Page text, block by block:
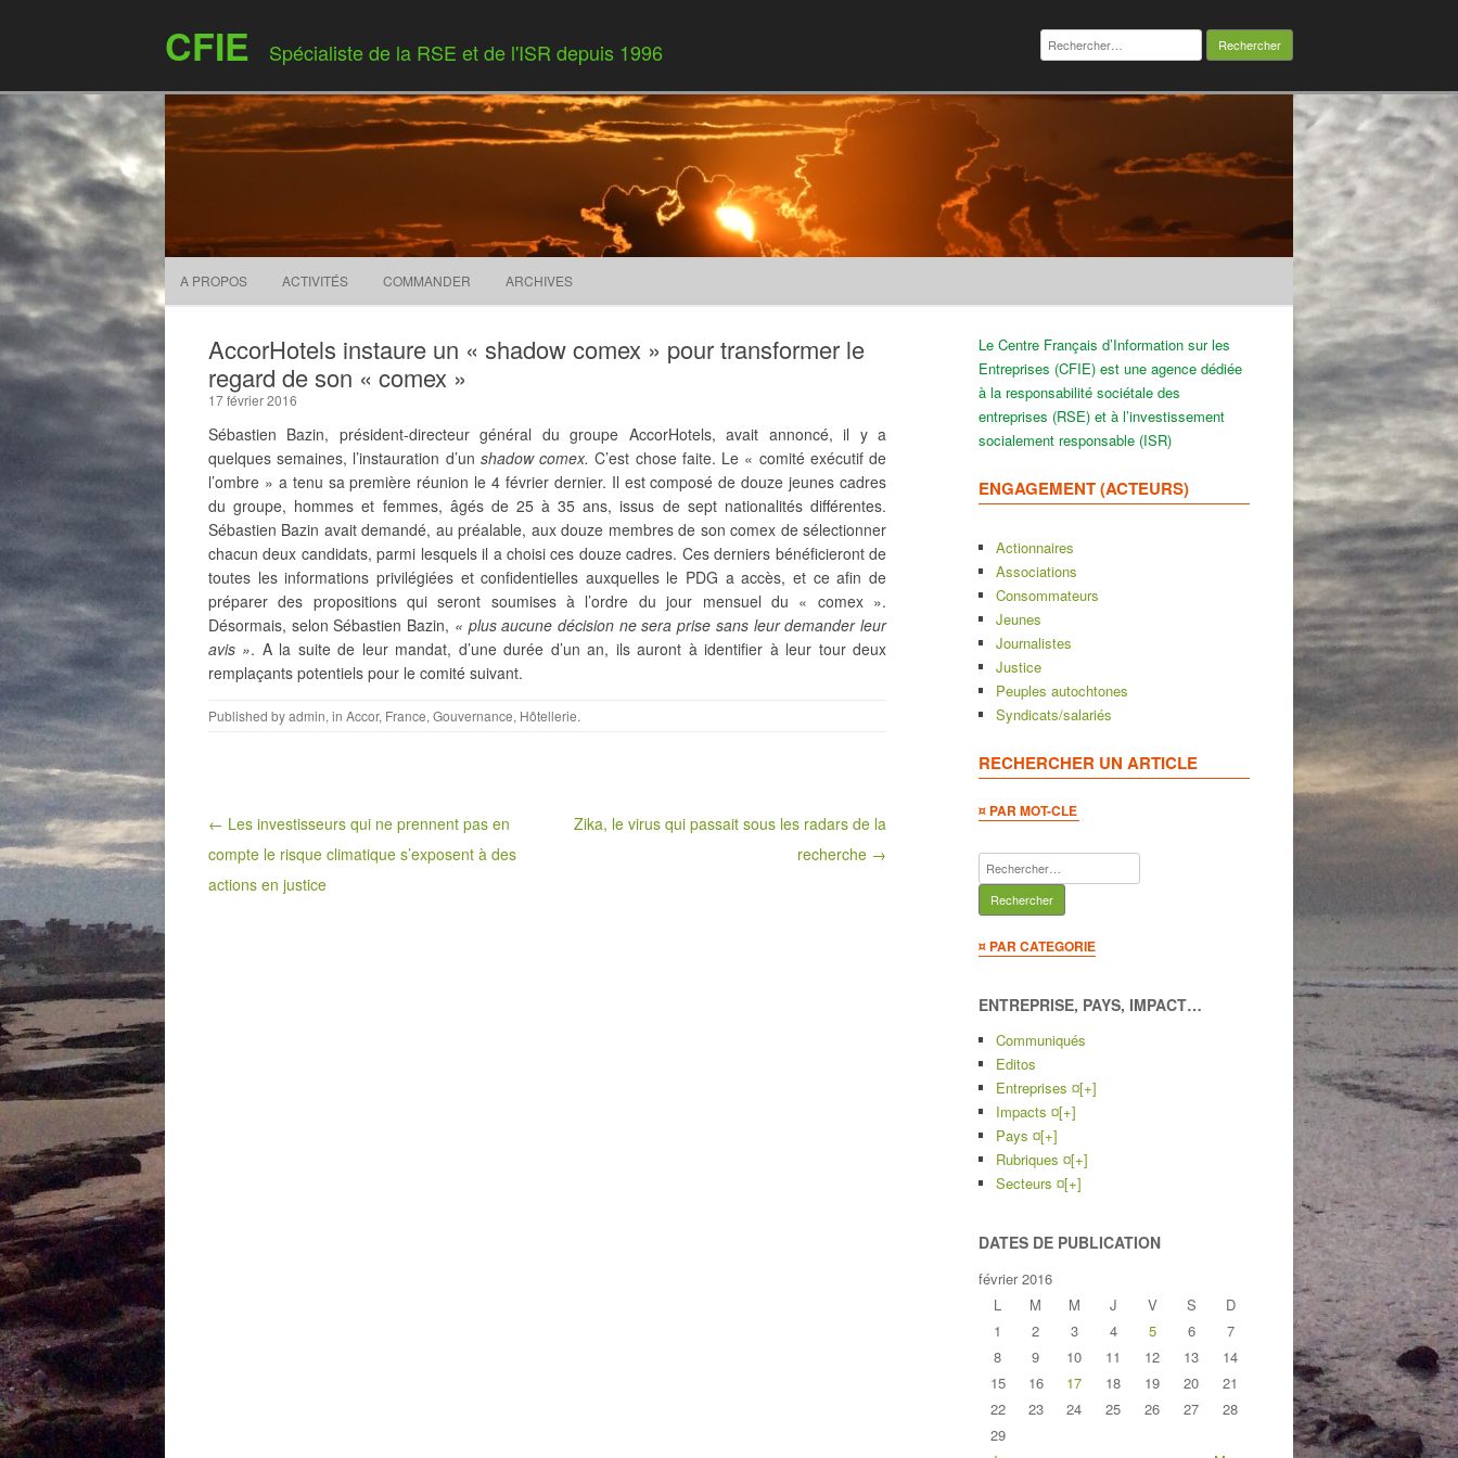
CFIE Spécialiste de la RSE et de l'ISR depuis 1996
Rechercher :
Skip to content
A PROPOS ACTIVITÉS COMMANDER ARCHIVES
AccorHotels instaure un « shadow comex » pour transformer le
regard de son « comex »
17 février 2016
Sébastien Bazin, président-directeur général du groupe AccorHotels, avait annoncé, il y a
quelques semaines, l’instauration d’un shadow comex. C’est chose faite. Le « comité exécutif de
l’ombre » a tenu sa première réunion le 4 février dernier. Il est composé de douze jeunes cadres
du groupe, hommes et femmes, âgés de 25 à 35 ans, issus de sept nationalités différentes.
Sébastien Bazin avait demandé, au préalable, aux douze membres de son comex de sélectionner
chacun deux candidats, parmi lesquels il a choisi ces douze cadres. Ces derniers bénéficieront de
toutes les informations privilégiées et confidentielles auxquelles le PDG a accès, et ce afin de
préparer des propositions qui seront soumises à l’ordre du jour mensuel du « comex ».
Désormais, selon Sébastien Bazin, « plus aucune décision ne sera prise sans leur demander leur
avis ». A la suite de leur mandat, d’une durée d’un an, ils auront à identifier à leur tour deux
remplaçants potentiels pour le comité suivant.
Published byadmin, in Accor, France, Gouvernance, Hôtellerie.
Post navigation
← Les investisseurs qui ne prennent pas en
compte le risque climatique s’exposent à des
actions en justice
Zika, le virus qui passait sous les radars de la
recherche →
Le Centre Français d’Information sur les
Entreprises (CFIE) est une agence dédiée
à la responsabilité sociétale des
entreprises (RSE) et à l’investissement
socialement responsable (ISR)
ENGAGEMENT (ACTEURS)
Actionnaires
Associations
Consommateurs
Jeunes
Journalistes
Justice
Peuples autochtones
Syndicats/salariés
RECHERCHER UN ARTICLE
¤ PAR MOT-CLE
Rechercher :
¤ PAR CATEGORIE
ENTREPRISE, PAYS, IMPACT…
Communiqués
Editos
Entreprises ¤[+]
Impacts ¤[+]
Pays ¤[+]
Rubriques ¤[+]
Secteurs ¤[+]
DATES DE PUBLICATION
février 2016
L
M M J V S
D
1
2 3 4 5 6
7
8
9 10 11 12 13
14
15
16 17 18 19 20
21
22
23 24 25 26 27
28
29